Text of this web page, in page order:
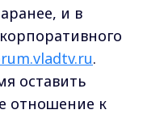
и в
.
оставить
отношение к